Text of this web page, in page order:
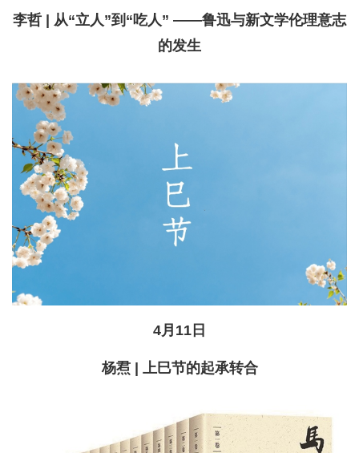
李哲 | 从“立人”到“吃人” ——鲁迅与新文学伦理意志
的发生
4月11日
杨焄 | 上巳节的起承转合